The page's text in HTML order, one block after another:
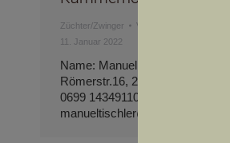
Züchter/Zwinger Von
11. Januar 2022
Name: Manuel Tischler , Adresse:
Römerstr.16, 2465 Höflein
0699 14349110 email:
manueltischler@gmx.at